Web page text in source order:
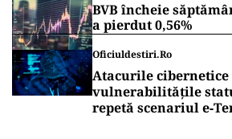
BVB încheie
a pierdut 0,56%
Oficiuldestiri.ro
Atacurile cibernetice
vulnerabilitățile
repetă scenariul